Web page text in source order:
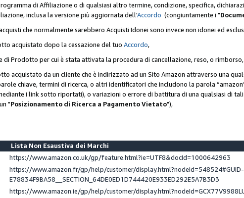
di Affiliazione o di qualsiasi altro termine, condizione, specifica,
inclusa la versione più aggiornata dell'Accordo (congiuntamente i "
che normalmente sarebbero Acquisti Idonei sono invece non idonei ed
acquistato dopo la cessazione del tuo Accordo,
di Prodotto per cui è stata attivata la procedura di cancellazione, reso, o rimborso,
acquistato da un cliente che è indirizzato ad un Sito Amazon attraverso una
chiave, termini di ricerca, o altri identificatori che includono la parola
i link sotto riportati), o variazioni o errore di battitura di una qualsiasi di tali
"Posizionamento di Ricerca a Pagamento Vietato"),
Lista Non Esaustiva dei Marchi
https://www.amazon.co.uk/gp/feature.html?ie=UTF8&docId=1000642963
https://www.amazon.fr/gp/help/customer/
E78834F9BA58__SECTION_64DE0ED1D744420E933ED292E5A7B3D3
https://www.amazon.ie/gp/help/customer/